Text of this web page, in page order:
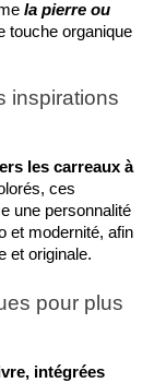
la pierre ou
touche organique
inspirations
les carreaux à
ces
une personnalité
et modernité, afin
et originale.
pour plus
intégrées